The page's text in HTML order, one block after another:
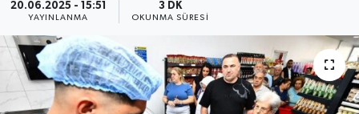
20.06.2025 - 15:51
YAYINLANMA
3 DK
OKUNMA SÜRESI